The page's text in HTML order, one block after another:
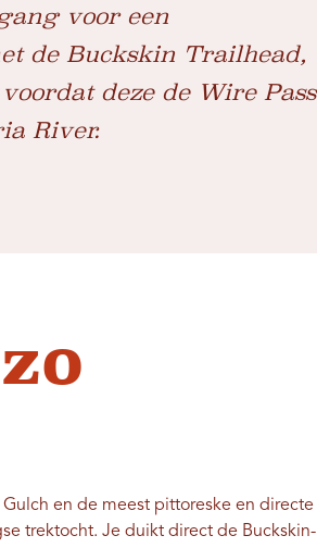
voor een
de Buckskin Trailhead,
deze de Wire Pass
River.
en de meest pittoreske en directe
trektocht. Je duikt direct de Buckskin-